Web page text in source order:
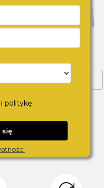
ZOBACZ WIĘCEJ
politykę
się